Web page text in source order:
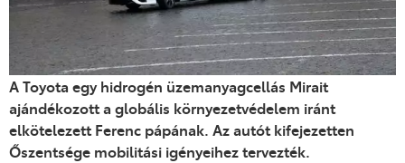
A Toyota egy hidrogén üzemanyagcellás Mirait
ajándékozott a globális környezetvédelem iránt
elkötelezett Ferenc pápának. Az autót kifejezetten
Őszentsége mobilitási igényeihez tervezték.